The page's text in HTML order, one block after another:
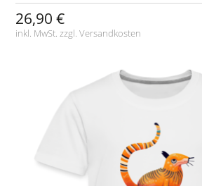
26,90 €
inkl. MwSt. zzgl.Versandkosten